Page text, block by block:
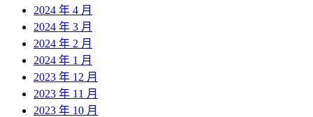
2024 年 4 月
2024 年 3 月
2024 年 2 月
2024 年 1 月
2023 年 12 月
2023 年 11 月
2023 年 10 月